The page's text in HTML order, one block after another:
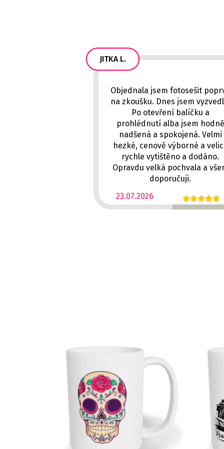
JITKA L.
23.07.2026
Objednala jsem fotosešit
na zkoušku. Dnes jsem
Po otevření balíčku a
prohlédnutí alba jsem hodně
nadšená a spokojená. Velmi
hezké, cenově výborné a
rychle vytištěno a dodáno.
Opravdu velká pochvala a
doporučuji.